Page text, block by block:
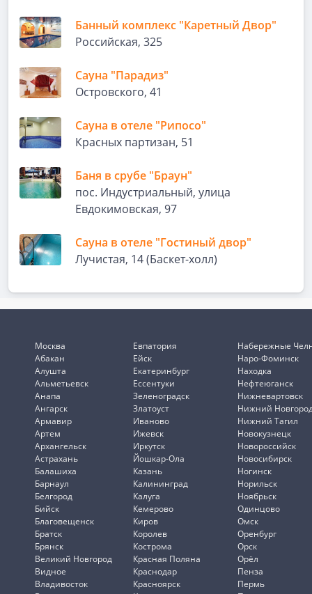
Банный комплекс "Каретный Двор"
Российская, 325
Сауна "Парадиз"
Островского, 41
Сауна в отеле "Рипосо"
Красных партизан, 51
Баня в срубе "Браун"
пос. Индустриальный, улица
Евдокимовская, 97
Сауна в отеле "Гостиный двор"
Лучистая, 14 (Баскет-холл)
Москва
Абакан
Алушта
Альметьевск
Анапа
Ангарск
Армавир
Артем
Архангельск
Астрахань
Балашиха
Барнаул
Белгород
Бийск
Благовещенск
Братск
Брянск
Великий Новгород
Видное
Владивосток
Евпатория
Ейск
Екатеринбург
Ессентуки
Зеленоградск
Златоуст
Иваново
Ижевск
Иркутск
Йошкар-Ола
Казань
Калининград
Калуга
Кемерово
Киров
Королев
Кострома
Красная Поляна
Краснодар
Красноярск
Набережные
Наро-Фоминск
Находка
Нефтеюганск
Нижневартовск
Нижний
Нижний Тагил
Новокузнецк
Новороссийск
Новосибирск
Ногинск
Норильск
Ноябрьск
Одинцово
Омск
Оренбург
Орск
Орёл
Пенза
Пермь